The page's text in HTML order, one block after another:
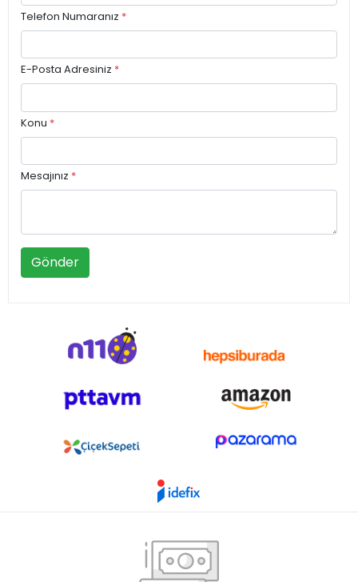
Telefon Numaranız *
E-Posta Adresiniz *
Konu *
Mesajınız *
Gönder